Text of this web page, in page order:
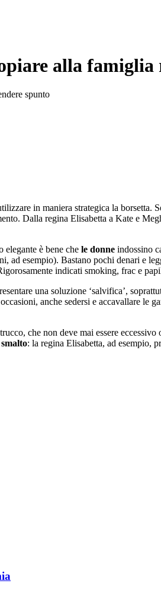
alla famiglia
spunto
in maniera strategica la borsetta.
Dalla regina Elisabetta a Kate e
elegante è bene che le donne indossino
ad esempio). Bastano pochi denari e
indicati smoking, frac e
una soluzione ‘salvifica’,
anche sedersi e accavallare le
che non deve mai essere eccessivo
: la regina Elisabetta, ad esempio,